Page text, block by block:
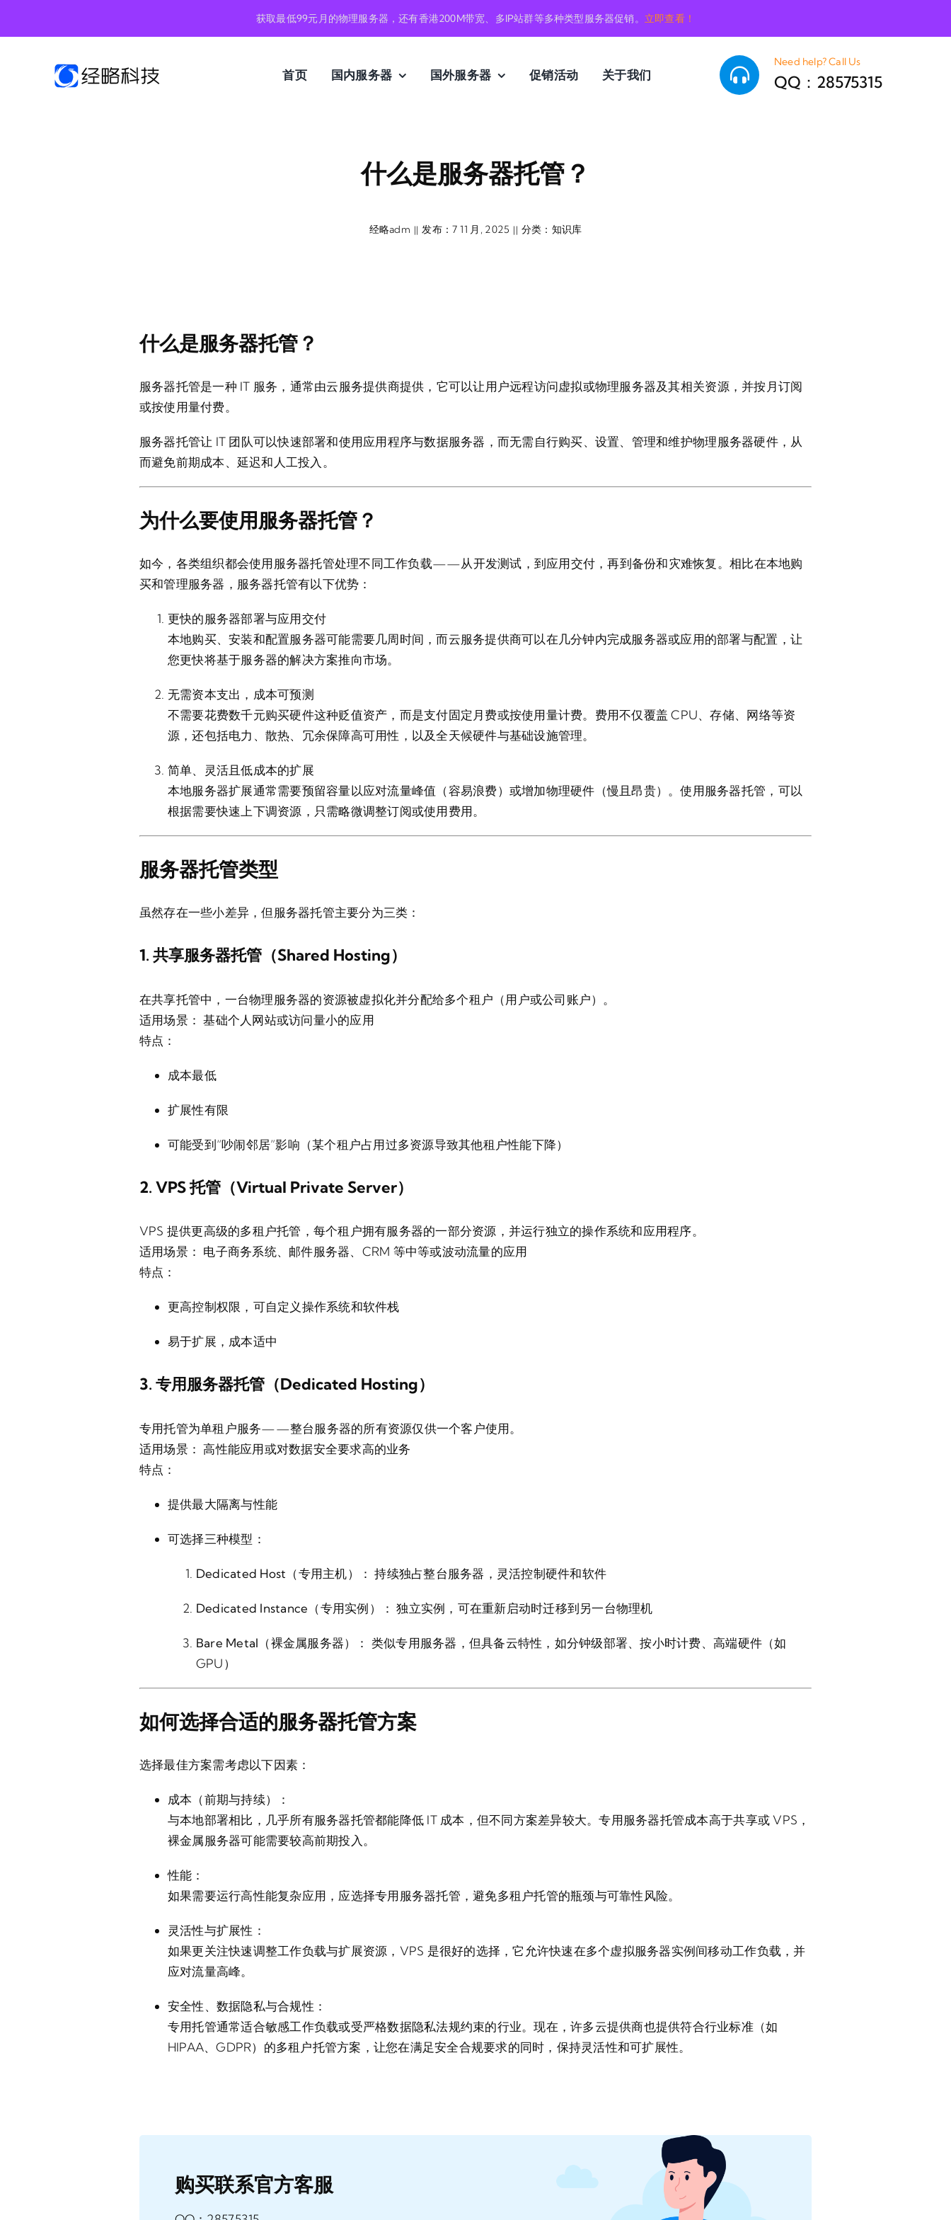
获取最低99元月的物理服务器，还有香港200M带宽、多IP站群等多种类型服务器促销。 立即查看！
首页 国内服务器 国外服务器 促销活动 关于我们
Need help? Call Us
QQ：28575315
什么是服务器托管？
经略adm || 发布：7 11 月, 2025 || 分类： 知识库
什么是服务器托管？
服务器托管是一种 IT 服务，通常由云服务提供商提供，它可以让用户远程访问虚拟或物理服务器及其相关资源，并按月订阅
或按使用量付费。
服务器托管让 IT 团队可以快速部署和使用应用程序与数据服务器，而无需自行购买、设置、管理和维护物理服务器硬件，从
而避免前期成本、延迟和人工投入。
为什么要使用服务器托管？
如今，各类组织都会使用服务器托管处理不同工作负载——从开发测试，到应用交付，再到备份和灾难恢复。相比在本地购
买和管理服务器，服务器托管有以下优势：
更快的服务器部署与应用交付
本地购买、安装和配置服务器可能需要几周时间，而云服务提供商可以在几分钟内完成服务器或应用的部署与配置，让
您更快将基于服务器的解决方案推向市场。
无需资本支出，成本可预测
不需要花费数千元购买硬件这种贬值资产，而是支付固定月费或按使用量计费。费用不仅覆盖 CPU、存储、网络等资
源，还包括电力、散热、冗余保障高可用性，以及全天候硬件与基础设施管理。
简单、灵活且低成本的扩展
本地服务器扩展通常需要预留容量以应对流量峰值（容易浪费）或增加物理硬件（慢且昂贵）。使用服务器托管，可以
根据需要快速上下调资源，只需略微调整订阅或使用费用。
服务器托管类型
虽然存在一些小差异，但服务器托管主要分为三类：
1. 共享服务器托管（Shared Hosting）
在共享托管中，一台物理服务器的资源被虚拟化并分配给多个租户（用户或公司账户）。
适用场景： 基础个人网站或访问量小的应用
特点：
成本最低
扩展性有限
可能受到“吵闹邻居”影响（某个租户占用过多资源导致其他租户性能下降）
2. VPS 托管（Virtual Private Server）
VPS 提供更高级的多租户托管，每个租户拥有服务器的一部分资源，并运行独立的操作系统和应用程序。
适用场景： 电子商务系统、邮件服务器、CRM 等中等或波动流量的应用
特点：
更高控制权限，可自定义操作系统和软件栈
易于扩展，成本适中
3. 专用服务器托管（Dedicated Hosting）
专用托管为单租户服务——整台服务器的所有资源仅供一个客户使用。
适用场景： 高性能应用或对数据安全要求高的业务
特点：
提供最大隔离与性能
可选择三种模型：
Dedicated Host（专用主机）： 持续独占整台服务器，灵活控制硬件和软件
Dedicated Instance（专用实例）： 独立实例，可在重新启动时迁移到另一台物理机
Bare Metal（裸金属服务器）： 类似专用服务器，但具备云特性，如分钟级部署、按小时计费、高端硬件（如
GPU）
如何选择合适的服务器托管方案
选择最佳方案需考虑以下因素：
成本（前期与持续）：
与本地部署相比，几乎所有服务器托管都能降低 IT 成本，但不同方案差异较大。专用服务器托管成本高于共享或 VPS，
裸金属服务器可能需要较高前期投入。
性能：
如果需要运行高性能复杂应用，应选择专用服务器托管，避免多租户托管的瓶颈与可靠性风险。
灵活性与扩展性：
如果更关注快速调整工作负载与扩展资源，VPS 是很好的选择，它允许快速在多个虚拟服务器实例间移动工作负载，并
应对流量高峰。
安全性、数据隐私与合规性：
专用托管通常适合敏感工作负载或受严格数据隐私法规约束的行业。现在，许多云提供商也提供符合行业标准（如
HIPAA、GDPR）的多租户托管方案，让您在满足安全合规要求的同时，保持灵活性和可扩展性。
购买联系官方客服